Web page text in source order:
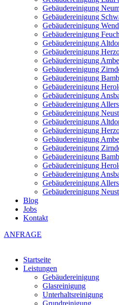
Gebäudereinigung
Gebäudereinigung
Gebäudereinigung
Gebäudereinigung
Gebäudereinigung
Gebäudereinigung
Gebäudereinigung
Gebäudereinigung
Gebäudereinigung
Gebäudereinigung
Gebäudereinigung
Gebäudereinigung
Gebäudereinigung
Gebäudereinigung
Gebäudereinigung
Gebäudereinigung
Gebäudereinigung
Gebäudereinigung
Gebäudereinigung
Gebäudereinigung
Gebäudereinigung
Gebäudereinigung
Blog
Jobs
Kontakt
ANFRAGE
Startseite
Leistungen
Gebäudereinigung
Glasreinigung
Unterhaltsreinigung
Grundreinigung